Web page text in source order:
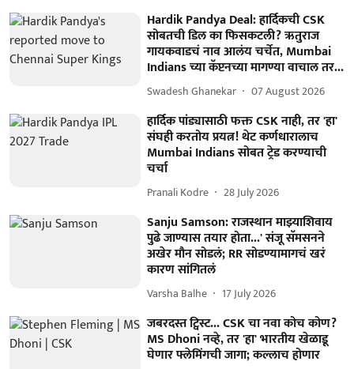
Hardik Pandya Deal: हार्दिकची CSK
सोबतची डिल का फिसकटली? ऋतुराज
गायकवाडचं नाव आलंय चर्चेत, Mumbai
Indians च्या कॅप्टनच्या मागण्या वाचाल तर...
Swadesh Ghanekar 07 August 2026
हार्दिक पांड्यासाठी फक्त CSK नाही, तर 'हा'
संघही करतोय प्रयत्न! थेट कर्णधारालाच
Mumbai Indians सोबत ट्रेड करण्याची
चर्चा
Pranali Kodre 28 July 2026
Sanju Samson: राजस्थान माझ्याशिवाय
पुढे जाण्यास तयार होता...' संजू सॅमसनने
अखेर मौन सोडलं; RR सोडण्यामागचं खरं
कारण सांगितलं
Varsha Balhe 17 July 2026
जबरदस्त ट्विस्ट... CSK चा नवा कोच कोण?
MS Dhoni नव्हे, तर 'हा' भारतीय खेळाडू
घेणार फ्लेमिंगची जागा; कल्लाच होणार